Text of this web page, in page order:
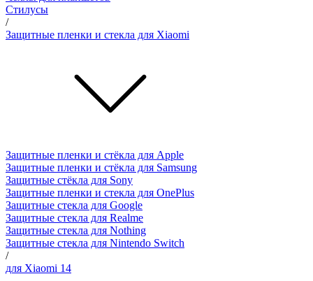
Стилусы
/
Защитные пленки и стекла для Xiaomi
Защитные пленки и стёкла для Apple
Защитные пленки и стёкла для Samsung
Защитные стёкла для Sony
Защитные пленки и стекла для OnePlus
Защитные стекла для Google
Защитные стекла для Realme
Защитные стекла для Nothing
Защитные стекла для Nintendo Switch
/
для Xiaomi 14